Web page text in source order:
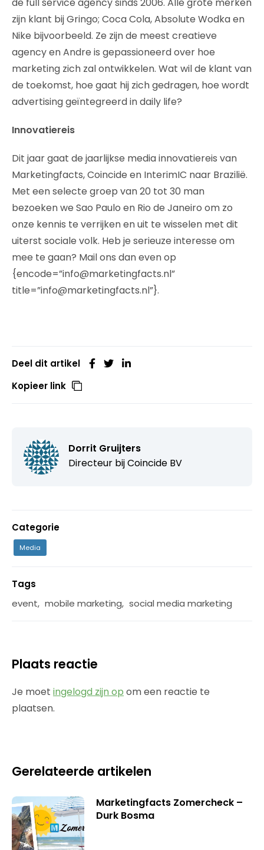
zijn klant bij Gringo; Coca Cola, Absolute Wodka en
Nike bijvoorbeeld. Ze zijn de meest creatieve
agency en Andre is gepassioneerd over hoe
marketing zich zal ontwikkelen. Wat wil de klant van
de toekomst, hoe gaat hij zich gedragen, hoe wordt
advertising geïntegreerd in daily life?
Innovatiereis
Dit jaar gaat de jaarlijkse media innovatiereis van
Marketingfacts, Coincide en InterimIC naar Brazilië.
Met een selecte groep van 20 tot 30 man
bezoeken we Sao Paulo en Rio de Janeiro om zo
onze kennis te verrijken en uit te wisselen met dit
uiterst sociale volk. Heb je serieuze interesse om
mee te gaan? Mail ons dan even op
{encode=”info@marketingfacts.nl”
title=”info@marketingfacts.nl”}.
Deel dit artikel
Kopieer link
Dorrit Gruijters
Directeur bij Coincide BV
Categorie
Media
Tags
event, mobile marketing, social media marketing
Plaats reactie
Je moet ingelogd zijn op om een reactie te
plaatsen.
Gerelateerde artikelen
Marketingfacts Zomercheck –
Durk Bosma